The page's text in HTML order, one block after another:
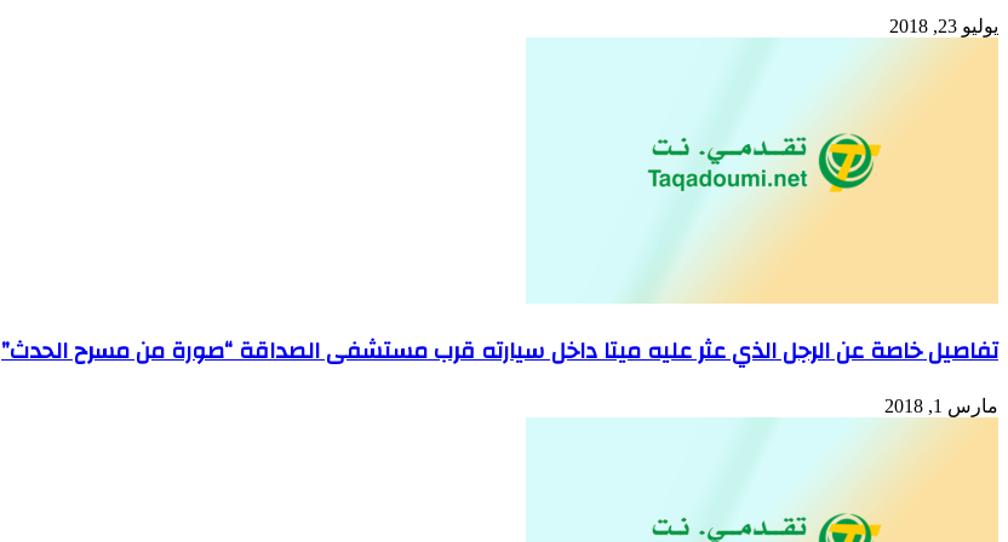
يوليو 23, 2018
تفاصيل خاصة عن الرجل الذي عثر عليه ميتا داخل سيارته قرب مستشفى الصداقة “صورة من مسرح الحدث”
مارس 1, 2018